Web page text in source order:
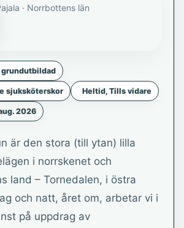
· Norrbottens län
grundutbildad
sjuksköterskor Heltid, Tills vidare
2026
är den stora (till ytan) lilla
i norrskenet och
land – Tornedalen, i östra
och natt, året om, arbetar vi i
på uppdrag av